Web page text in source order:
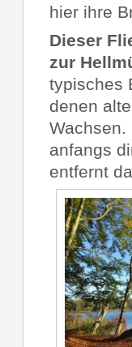
hier ihre
Dieser
zur
typisches
denen
Wachsen.
anfangs
entfernt